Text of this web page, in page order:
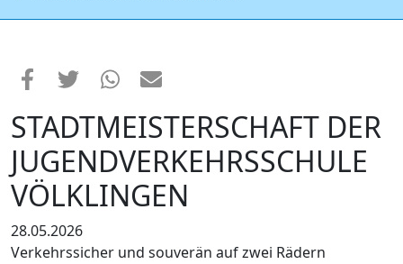
STADTMEISTERSCHAFT DER
JUGENDVERKEHRSSCHULE
VÖLKLINGEN
28.05.2026
Verkehrssicher und souverän auf zwei Rädern